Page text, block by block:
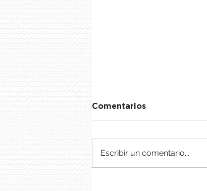
Comentarios
Escribir un comentario...